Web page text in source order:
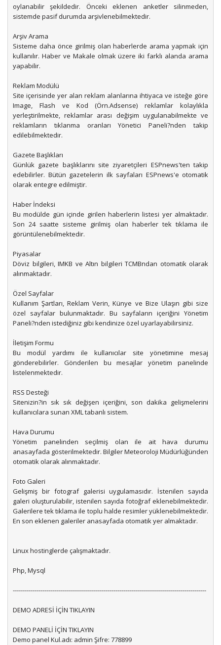
oylanabilir şekildedir. Önceki eklenen anketler silinmeden,
sistemde pasif durumda arşivlenebilmektedir.
Arşiv Arama
Sisteme daha önce girilmiş olan haberlerde arama yapmak için
kullanılır. Haber ve Makale olmak üzere iki farklı alanda arama
yapabilir.
Reklam Modülü
Site içerisinde yer alan reklam alanlarına ihtiyaca ve isteğe göre
Image, Flash ve Kod (Örn.Adsense) reklamlar kolaylıkla
yerleştirilmekte, reklamlar arası değişim uygulanabilmekte ve
reklamların tıklanma oranları Yönetici Paneli?nden takip
edilebilmektedir.
Gazete Başlıkları
Günlük gazete başlıklarını site ziyaretçileri ESPnews'ten takip
edebilirler. Bütün gazetelerin ilk sayfaları ESPnews'e otomatik
olarak entegre edilmiştir.
Haber İndeksi
Bu modülde gün içinde girilen haberlerin listesi yer almaktadır.
Son 24 saatte sisteme girilmiş olan haberler tek tıklama ile
görüntülenebilmektedir.
Piyasalar
Döviz bilgileri, IMKB ve Altın bilgileri TCMBndan otomatik olarak
alınmaktadır.
Özel Sayfalar
Kullanım Şartları, Reklam Verin, Künye ve Bize Ulaşın gibi size
özel sayfalar bulunmaktadır. Bu sayfaların içeriğini Yönetim
Paneli?nden istediğiniz gibi kendinize özel uyarlayabilirsiniz.
İletişim Formu
Bu modül yardımı ile kullanıcılar site yönetimine mesaj
gönderebilirler. Gönderilen bu mesajlar yönetim panelinde
listelenmektedir.
RSS Desteği
Sitenizin?in sık sık değişen içeriğini, son dakika gelişmelerini
kullanıcılara sunan XML tabanlı sistem.
Hava Durumu
Yönetim panelinden seçilmiş olan ile ait hava durumu
anasayfada gösterilmektedir. Bilgiler Meteoroloji Müdürlüğünden
otomatik olarak alınmaktadır.
Foto Galeri
Gelişmiş bir fotograf galerisi uygulamasıdır. İstenilen sayıda
galeri oluşturulabilir, istenilen sayıda fotoğraf eklenebilmektedir.
Galerilere tek tıklama ile toplu halde resimler yüklenebilmektedir.
En son eklenen galeriler anasayfada otomatik yer almaktadır.
Linux hostinglerde çalışmaktadır.
Php, Mysql
--------------------------------------------------------------------------------------------------
DEMO ADRESİ İÇİN TIKLAYIN
DEMO PANELİ İÇİN TIKLAYIN
Demo panel Kul.adı: admin Şifre: 778899